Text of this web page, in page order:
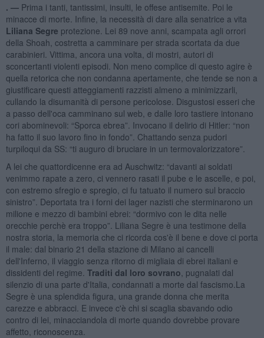
. — Prima i tanti, tantissimi, insulti, le offese antisemite. Poi le
minacce di morte. Infine, la necessità di dare alla senatrice a vita
Liliana Segre protezione. Lei 89 nove anni, scampata agli orrori
della Shoah, costretta a camminare per strada scortata da due
carabinieri. Vittima, ancora una volta, di mostri, autori di
sconcertanti violenti episodi. Non meno complice di questo agire è
quella retorica che non condanna apertamente, che tende se non a
giustificare questi atteggiamenti razzisti almeno a minimizzarli,
cullando la disumanità di persone pericolose. Disgustosi esseri che
a passo dell'oca camminano sul web, e dalle loro tastiere intonano
cori abominevoli: “Sporca ebrea”. Invocano il delirio di Hitler: “non
ha fatto il suo lavoro fino in fondo”. Chattando senza pudori
turpiloqui da SS: “ti auguro di bruciare in un termovalorizzatore”.
A lei che quattordicenne era ad Auschwitz: “davanti ai soldati
venimmo rapate a zero, ci vennero rasati il pube e le ascelle, e poi,
con estremo sfregio e spregio, ci fu tatuato il numero sul braccio
sinistro”. Deportata tra i forni dei lager nazisti che sterminarono un
milione e mezzo di bambini ebrei: “dormivo con le dita nelle
orecchie perchè era troppo”. Liliana Segre è una testimone della
nostra storia, la memoria che ci ricorda cos'è il bene e dove ci porta
il male: dal binario 21 della stazione di Milano ai cancelli
dell'Inferno, il viaggio senza ritorno di migliaia di ebrei italiani e
dissidenti del regime. Traditi dal loro sovrano , pugnalati dal
silenzio di una parte d'Italia, condannati a morte dal fascismo.La
Segre è una splendida figura, una grande donna che merita
carezze e abbracci. E invece c'è chi si scaglia sbavando odio
contro di lei, minacciandola di morte quando dovrebbe provare
affetto, riconoscenza.